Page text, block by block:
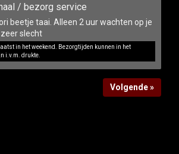
/ bezorg service
beetje taai. Alleen 2 uur wachten op je
slecht
in het weekend. Bezorgtijden kunnen in het
i.v.m. drukte.
Volgende »